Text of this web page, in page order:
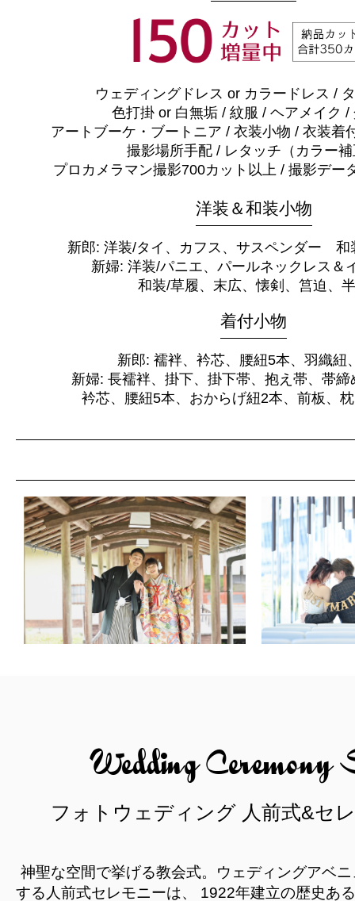
ウェディングドレス or カラードレス /
色打掛 or 白無垢 / 紋服 / ヘアメイク /
アートブーケ・ブートニア / 衣装小物 / 衣装着
撮影場所手配 / レタッチ（カラー
プロカメラマン撮影700カット以上 / 撮影デー
洋装＆和装小物
新郎: 洋装/タイ、カフス、サスペンダー 和
新婦: 洋装/パニエ、パールネックレス＆
和装/草履、末広、懐剣、筥迫、
着付小物
新郎: 襦袢、衿芯、腰紐5本、羽織紐
新婦: 長襦袢、掛下、掛下帯、抱え帯、帯締
衿芯、腰紐5本、おからげ紐2本、前板、
Wedding Ceremony
フォトウェディング 人前式&セ
神聖な空間で挙げる教会式。ウェディングアベ
する人前式セレモニーは、
1922年建立の歴史あ